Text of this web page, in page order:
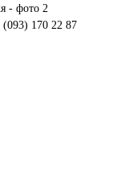
(093) 170 22 87